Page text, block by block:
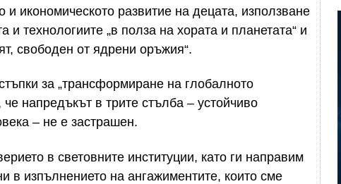
и икономическото развитие на децата, използване
и технологиите „в полза на хората и планетата“ и
свободен от ядрени оръжия“.
за „трансформиране на глобалното
напредъкът в трите стълба – устойчиво
– не е застрашен.
в световните институции, като ги направим
в изпълнението на ангажиментите, които сме